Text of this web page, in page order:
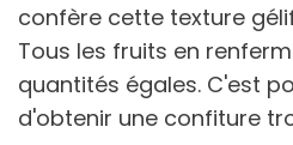
confère cette texture
Tous les fruits en
quantités égales. C'est
d'obtenir une confiture